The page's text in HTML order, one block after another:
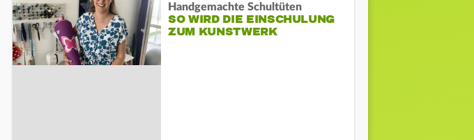
Handgemachte Schultüten
SO WIRD DIE EINSCHULUNG
ZUM KUNSTWERK